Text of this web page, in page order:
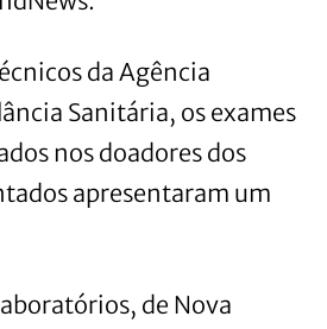
da Agência
Sanitária, os exames
nos doadores dos
apresentaram um
de Nova